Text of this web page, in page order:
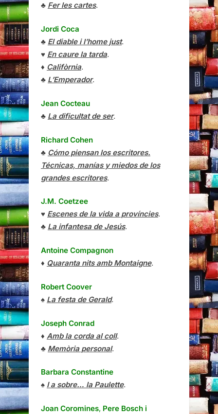
♣ Fer les cartes.
Jordi Coca
♣ El diable i l’home just.
♥ En caure la tarda.
♦ Califòrnia.
♣ L’Emperador.
Jean Cocteau
♣ La dificultat de ser.
Richard Cohen
♣ Cómo piensan los escritores.
Técnicas, manías y miedos de los
grandes escritores.
J.M. Coetzee
♥ Escenes de la vida a províncies.
♣ La infantesa de Jesús.
Antoine Compagnon
♦ Quaranta nits amb Montaigne.
Robert Coover
♠ La festa de Gerald.
Joseph Conrad
♦ Amb la corda al coll.
♣ Memòria personal.
Barbara Constantine
♠ I a sobre… la Paulette.
Joan Coromines, Pere Bosch i